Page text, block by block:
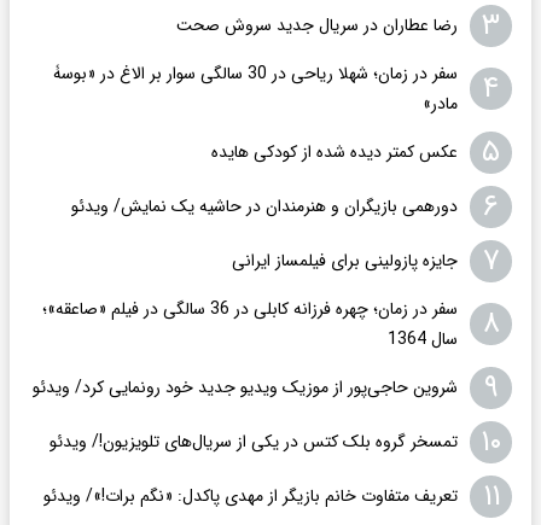
۳ رضا عطاران در سریال جدید سروش صحت
۴
سفر در زمان؛ شهلا ریاحی در 30 سالگی سوار بر الاغ در «بوسۀ
مادر»
۵ عکس کمتر دیده شده از کودکی هایده
۶ دورهمی بازیگران و هنرمندان در حاشیه یک نمایش/ ویدئو
۷ جایزه پازولینی برای فیلمساز ایرانی
۸
سفر در زمان؛ چهره فرزانه کابلی در 36 سالگی در فیلم «صاعقه»؛
سال 1364
۹ شروین حاجی‌پور از موزیک ویدیو جدید خود رونمایی کرد/ ویدئو
۱۰ تمسخر گروه بلک کتس در یکی از سریال‌های تلویزیون!/ ویدئو
۱۱ تعریف متفاوت خانم بازیگر از مهدی پاکدل: «نگم برات!»/ ویدئو